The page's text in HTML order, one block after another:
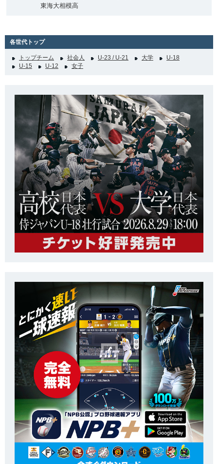
東海大相模高
各世代トップ
トップチーム 社会人 U-23 / U-21 大学
U-18
U-15
U-12 女子